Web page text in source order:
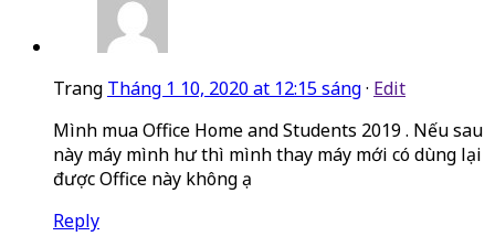
Trang Tháng 1 10, 2020 at 12:15 sáng· Edit
Mình mua Office Home and Students 2019 . Nếu sau
này máy mình hư thì mình thay máy mới có dùng lại
được Office này không ạ
Reply